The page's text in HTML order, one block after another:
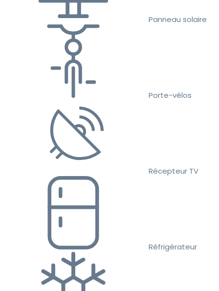
Panneau solaire
Porte-vélos
Récepteur TV
Réfrigérateur